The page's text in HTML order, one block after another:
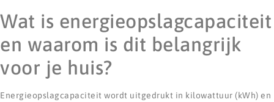
Wat is energieopslagcapaciteit
en waarom is dit belangrijk
voor je huis?
Energieopslagcapaciteit wordt uitgedrukt in kilowattuur (kWh) en